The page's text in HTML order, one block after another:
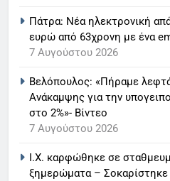
Πάτρα: Νέα ηλεκτρονική
ευρώ από 63χρονη με ένα
7 Αυγούστου 2026
Βελόπουλος: «Πήραμε
Ανάκαμψης για την
στο 2%»- Βίντεο
7 Αυγούστου 2026
Ι.Χ. καρφώθηκε σε
ξημερώματα –
7
Τέλος
LIFESTYLE-
8
Times
LIFESTYLE-